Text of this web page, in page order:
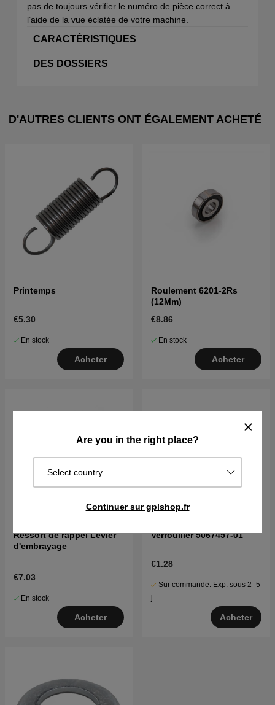
Are you in the right place?
Select country
Continuer sur gplshop.fr
pas de toujours vérifier le numéro de pièce correct à
l’aide de la vue éclatée de votre machine.
CARACTÉRISTIQUES
DES DOSSIERS
D'AUTRES CLIENTS ONT ÉGALEMENT ACHETÉ
Printemps
€5.30
En stock
Acheter
Roulement 6201-2Rs
(12Mm)
€8.86
En stock
Acheter
Ressort de rappel Levier
d'embrayage
€7.03
En stock
Acheter
Verrouiller 5067457-01
€1.28
Sur commande. Exp. sous 2–5
j
Acheter